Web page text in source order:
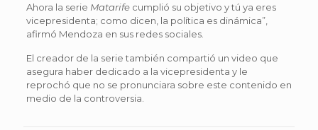
Ahora la serie Matarifecumplió su objetivo y tú ya eres
vicepresidenta; como dicen, la política es dinámica”,
afirmó Mendoza en sus redes sociales.
El creador de la serie también compartió un video que
asegura haber dedicado a la vicepresidenta y le
reprochó que no se pronunciara sobre este contenido en
medio de la controversia.